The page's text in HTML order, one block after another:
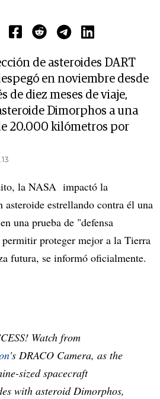
de asteroides DART
en noviembre desde
de diez meses de viaje,
Dimorphos a una
20.000 kilómetros por
la NASA impactó la
asteroide estrellando contra él una
una prueba de "defensa
proteger mejor a la Tierra
futura, se informó oficialmente.
Watch from
's DRACO Camera, as the
sized spacecraft
with asteroid Dimorphos,